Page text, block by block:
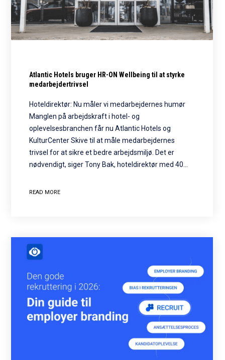
Atlantic Hotels bruger HR-ON Wellbeing til at styrke
medarbejdertrivsel
Hoteldirektør: Nu måler vi medarbejdernes humør
Manglen på arbejdskraft i hotel- og
oplevelsesbranchen får nu Atlantic Hotels og
KulturCenter Skive til at måle medarbejdernes
trivsel for at sikre et bedre arbejdsmiljø. Det er
nødvendigt, siger Tony Bak, hoteldirektør med 40…
READ MORE